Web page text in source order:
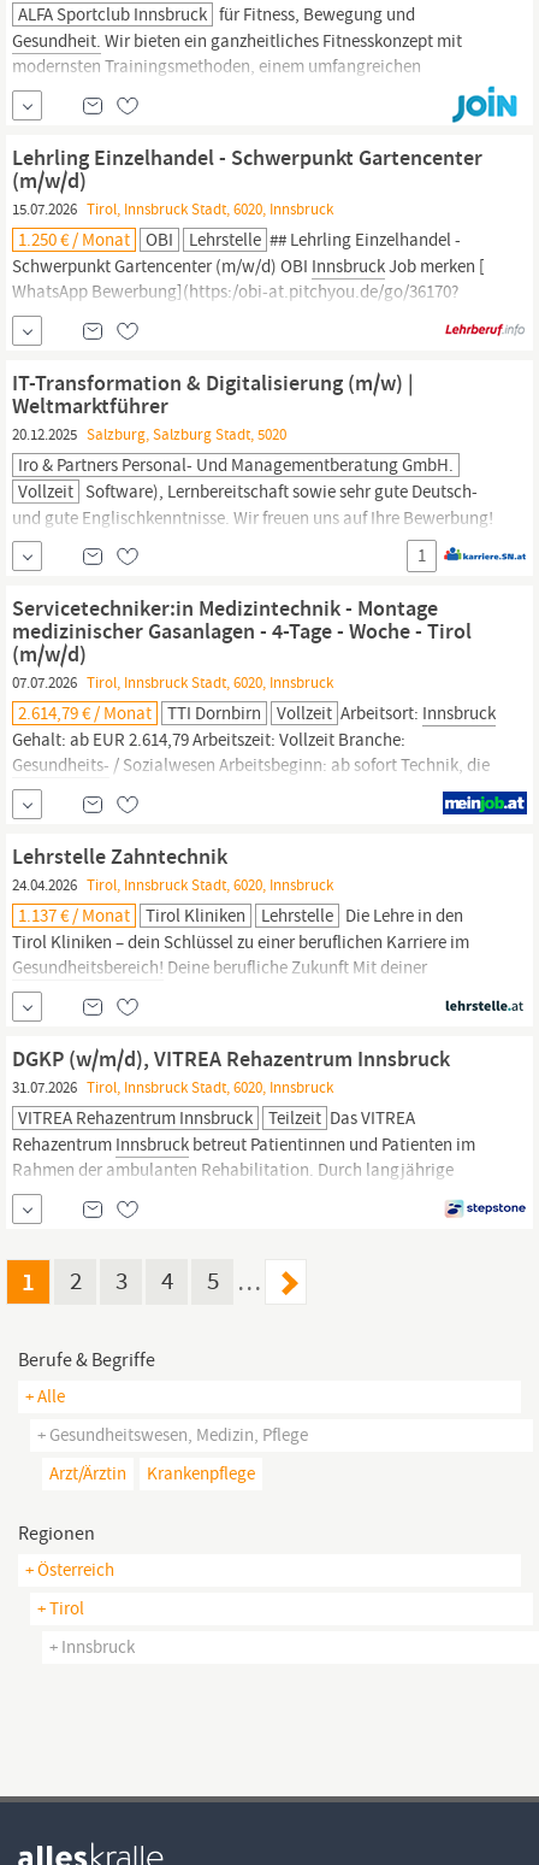
ALFA Sportclub Innsbruck für Fitness, Bewegung und
Gesundheit. Wir bieten ein ganzheitliches Fitnesskonzept mit
modernsten Trainingsmethoden, einem umfangreichen
Kursangebot, einem großzügigen Wellnessbereich mit Pool und
ein dynamisches, sportbegeistertes Team. Zur Verstärkung
Trainingsbetreuung und...
Lehrling Einzelhandel - Schwerpunkt Gartencenter
(m/w/d)
15.07.2026 Tirol, Innsbruck Stadt, 6020, Innsbruck
1.250 € / Monat OBI Lehrstelle ## Lehrling Einzelhandel -
Schwerpunkt Gartencenter (m/w/d) OBI InnsbruckJob merken [
WhatsApp Bewerbung](https:/obi-at.pitchyou.de/go/36170?
title=Lehrling%20Einzelhandel%20-%20.
(m/w/d)&applicationApplyApiURL=
https:/job.obi.com36170/applyApi&lang=de WhatsApp
Bewerbung) Ich will den Job! Mobil bewerben Job merken [
WhatsApp
IT-Transformation & Digitalisierung (m/w) |
Weltmarktführer
20.12.2025 Salzburg, Salzburg Stadt, 5020
Iro & Partners Personal- Und Managementberatung GmbH.
Vollzeit Software), Lernbereitschaft sowie sehr gute Deutsch-
und gute Englischkenntnisse. Wir freuen uns auf Ihre Bewerbung!
Iro&Partners Personal- u. Managementberatungs-GmbH Office
Wien: 1010 Wien, Opernring 9 • Tel: +43/(0)1/877 87 19 Office
56 Office Salzburg:
1
Servicetechniker:in Medizintechnik - Montage
medizinischer Gasanlagen - 4-Tage - Woche - Tirol
(m/w/d)
07.07.2026 Tirol, Innsbruck Stadt, 6020, Innsbruck
2.614,79 € / Monat TTI Dornbirn Vollzeit Arbeitsort: Innsbruck
Gehalt: ab EUR 2.614,79 Arbeitszeit: Vollzeit Branche:
Gesundheits- / Sozialwesen Arbeitsbeginn: ab sofort Technik, die
Leben schützt. Deine Arbeit macht den Unterschied. Du möchtest
nicht einfach nur Anlagen montieren, sondern an Projekten
Lehrstelle Zahntechnik
24.04.2026 Tirol, Innsbruck Stadt, 6020, Innsbruck
1.137 € / Monat Tirol Kliniken Lehrstelle Die Lehre in den
Tirol Kliniken – dein Schlüssel zu einer beruflichen Karriere im
Gesundheitsbereich! Deine berufliche Zukunft Mit deiner
handwerklichen und technischen Lehre öffnest du Türen zu
spannenden und sehr sicheren Jobs mit Zukunftsaussicht im
größten Unternehmen Tirols! Erlerne bei uns Zahnersatz und
Prothetik, Materialkunde, digitale...
DGKP (w/m/d), VITREA Rehazentrum Innsbruck
31.07.2026 Tirol, Innsbruck Stadt, 6020, Innsbruck
VITREA Rehazentrum Innsbruck Teilzeit Das VITREA
Rehazentrum Innsbruck betreut Patientinnen und Patienten im
Rahmen der ambulanten Rehabilitation. Durch langjährige
Erfahrung im Bereich der Rehabilitation ist die Durchführung
individuell abgestimmter Therapien auf höchstem Niveau
aus spezialisierten Fachärztinnen und
1 2 3 4 5 …
Berufe & Begriffe
+ Alle
+ Gesundheitswesen, Medizin, Pflege
Arzt/ärztin
Krankenpflege
Regionen
+ Österreich
+ Tirol
+ Innsbruck